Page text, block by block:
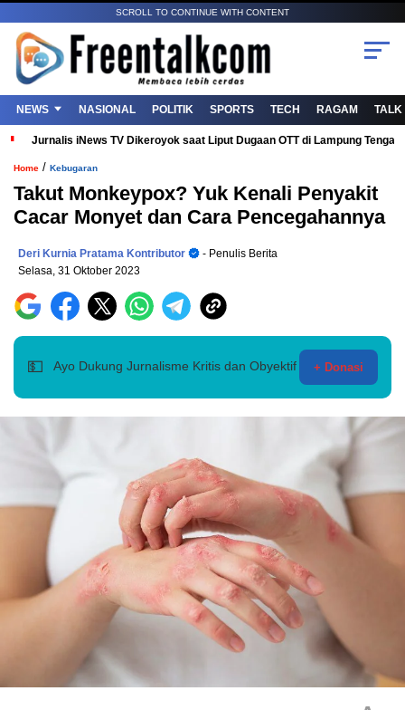
SCROLL TO CONTINUE WITH CONTENT
NEWS NASIONAL POLITIK SPORTS TECH RAGAM TALK
Jurnalis iNews TV Dikeroyok saat Liput Dugaan OTT di Lampung
Home / Kebugaran
Takut Monkeypox? Yuk Kenali Penyakit
Cacar Monyet dan Cara Pencegahannya
Deri Kurnia Pratama Kontributor
- Penulis Berita
Selasa, 31 Oktober 2023
💵 Ayo Dukung Jurnalisme Kritis dan Obyektif + Donasi